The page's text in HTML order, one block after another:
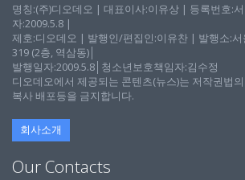
명칭:(주)디오데오 | 대표이사:이유상 | 등록번호:
자:2009.5.8 |
제호:디오데오 | 발행인/편집인:이유찬 | 발행소:서
319 (2층, 역삼동)│
발행일자:2009.5.8│청소년보호책임자:김수정
디오데오에서 제공되는 콘텐츠(뉴스)는 저작권법
복사 배포등을 금지합니다.
회사소개
Our Contacts